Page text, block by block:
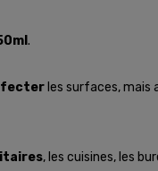
.
les surfaces, mais
, les cuisines, les